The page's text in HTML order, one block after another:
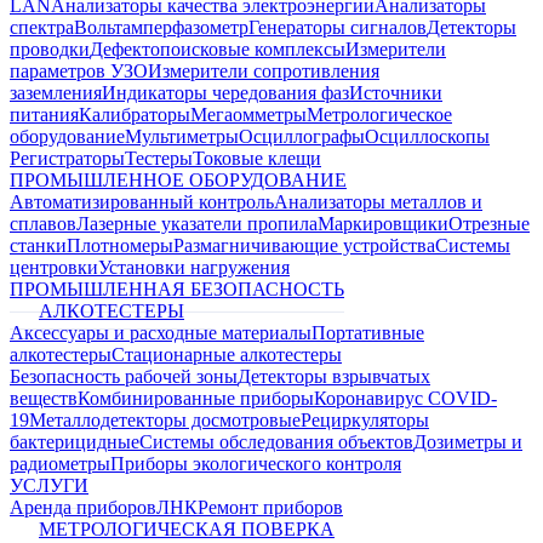
LANАнализаторы качества электроэнергииАнализаторы
спектраВольтамперфазометрГенераторы сигналовДетекторы
проводкиДефектопоисковые комплексыИзмерители
параметров УЗОИзмерители сопротивления
заземленияИндикаторы чередования фазИсточники
питанияКалибраторыМегаомметрыМетрологическое
оборудованиеМультиметрыОсциллографыОсциллоскопы
РегистраторыТестерыТоковые клещи
ПРОМЫШЛЕННОЕ ОБОРУДОВАНИЕ
Автоматизированный контрольАнализаторы металлов и
сплавовЛазерные указатели пропилаМаркировщикиОтрезные
станкиПлотномерыРазмагничивающие устройстваСистемы
центровкиУстановки нагружения
ПРОМЫШЛЕННАЯ БЕЗОПАСНОСТЬ
АЛКОТЕСТЕРЫ
Аксессуары и расходные материалыПортативные
алкотестерыСтационарные алкотестеры
Безопасность рабочей зоныДетекторы взрывчатых
веществКомбинированные приборыКоронавирус COVID-
19Металлодетекторы досмотровыеРециркуляторы
бактерицидныеСистемы обследования объектовДозиметры и
радиометрыПриборы экологического контроля
УСЛУГИ
Аренда приборовЛНКРемонт приборов
МЕТРОЛОГИЧЕСКАЯ ПОВЕРКА